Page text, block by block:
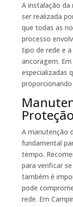
A instalação da
ser realizada
que todas as
processo
tipo de rede e
ancoragem.
especializadas
Proteção
A manutenção
fundamental
tempo.
para verificar
também é
pode
rede. Em